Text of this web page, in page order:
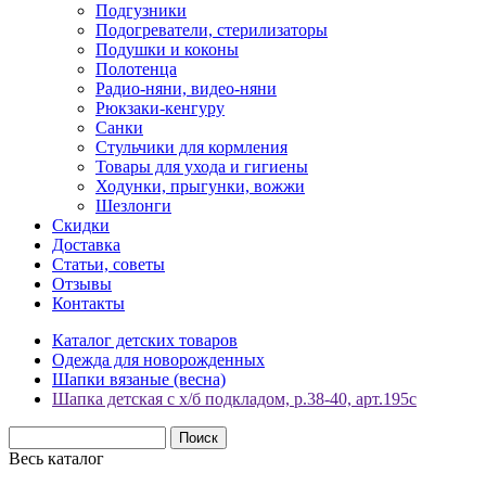
Подгузники
Подогреватели, стерилизаторы
Подушки и коконы
Полотенца
Радио-няни, видео-няни
Рюкзаки-кенгуру
Санки
Стульчики для кормления
Товары для ухода и гигиены
Ходунки, прыгунки, вожжи
Шезлонги
Скидки
Доставка
Статьи, советы
Отзывы
Контакты
Каталог детских товаров
Одежда для новорожденных
Шапки вязаные (весна)
Шапка детская с х/б подкладом, р.38-40, арт.195с
Весь каталог